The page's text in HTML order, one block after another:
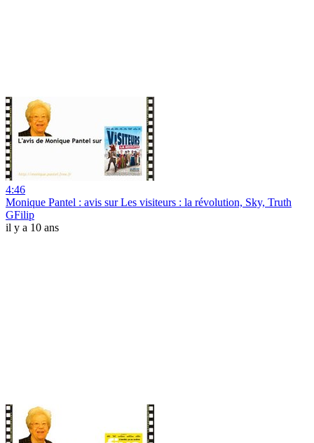
4:46
Monique Pantel : avis sur Les visiteurs : la révolution, Sky, Truth
GFilip
il y a 10 ans